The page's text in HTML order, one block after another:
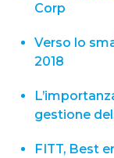
Corp
Verso lo
2018
gestione
FITT, Best